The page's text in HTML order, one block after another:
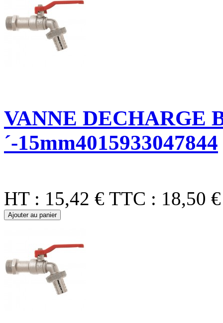
VANNE DECHARGE
´-15mm4015933047844
HT : 15,42 € TTC : 18,50 €
Ajouter au panier